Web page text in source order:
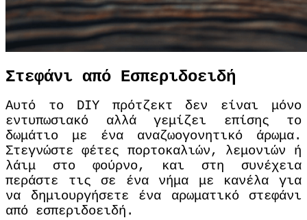
Στεφάνι από Εσπεριδοειδή
Αυτό το DIY πρότζεκτ δεν είναι μόνο
εντυπωσιακό αλλά γεμίζει επίσης το
δωμάτιο με ένα αναζωογονητικό άρωμα.
Στεγνώστε φέτες πορτοκαλιών, λεμονιών ή
λάιμ στο φούρνο, και στη συνέχεια
περάστε τις σε ένα νήμα με κανέλα για
να δημιουργήσετε ένα αρωματικό στεφάνι
από εσπεριδοειδή.